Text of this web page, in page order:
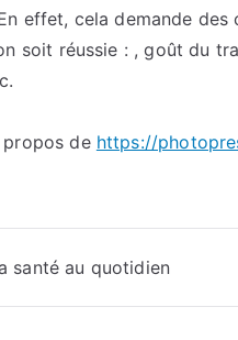
En effet, cela demande
soit réussie : , goût du
de https://
santé au quotidien